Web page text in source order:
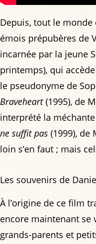
Depuis, tout le
émois prépubères de
incarnée par la jeune
printemps), qui
le pseudonyme de
Braveheart(1995), de
interprété la méchante
ne suffit pas (1999), de
loin s’en faut ; mais
Les souvenirs de
À l’origine de ce film
encore maintenant se
grands-parents et